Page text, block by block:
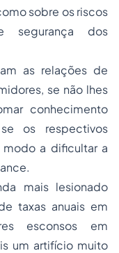
sobre os riscos
segurança dos
as relações de
se não lhes
conhecimento
os respectivos
a dificultar a
mais lesionado
taxas anuais em
esconsos em
um artifício muito